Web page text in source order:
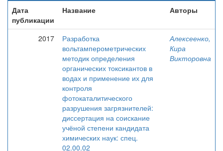
Дата
публикации
Название Авторы
2017
Разработка
вольтамперометрических
методик определения
органических токсикантов в
водах и применение их для
контроля
фотокаталитического
разрушения загрязнителей:
диссертация на соискание
учёной степени кандидата
химических наук: спец.
02.00.02
Алексеенко,
Кира
Викторовна